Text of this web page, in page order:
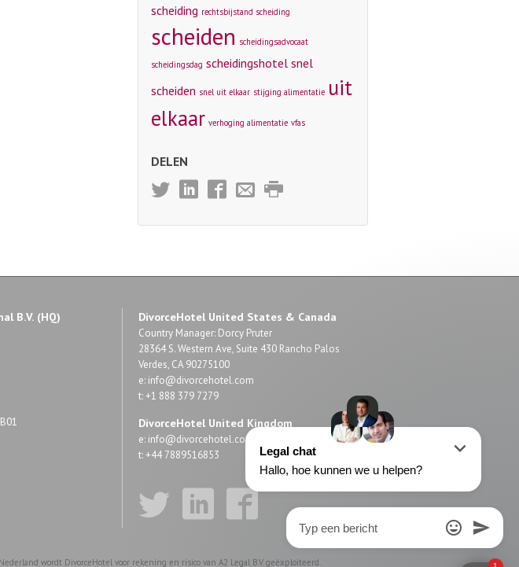
scheiding rechtsbijstand scheiding
scheiden scheidingsadvocaat
scheidingsdag scheidingshotel snel
scheiden snel uit elkaar stijging alimentatie uit
elkaar verhoging alimentatie vfas
DELEN
B.V. (HQ) DivorceHotel United States & Canada
Country Manager: Dorcy Pruter
28364 S. Western Ave, Suite 430 Rancho Palos
Verdes, CA 90275100
e: info@divorcehotel.com
t: +1 888 379 7279
DivorceHotel United Kingdom
e: info@divorcehotel.com
t: +44 7889516853
wordt DivorceHotel voor rekening en risico van A2 Legal B.V. geëxploiteerd.